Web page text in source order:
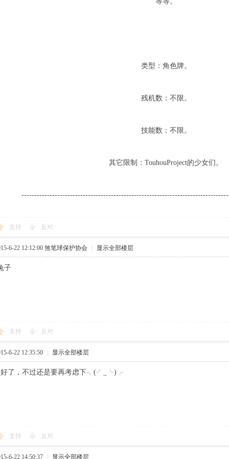
类型：角色牌。
残机数：不限。
技能数：不限。
其它限制：TouhouProject的少女们。
支持 反对
6-22 12:12:00 煞笔球保护协会 显示全部楼层
子
支持 反对
6-22 12:35:50 显示全部楼层
好了，不过还是要再考虑下╮(╯_╰)╭
支持 反对
6-22 14:50:37 显示全部楼层